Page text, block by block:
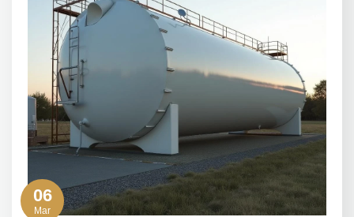
06
Mar